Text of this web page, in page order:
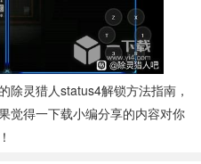
除灵猎人status4解锁方法指南，
觉得一下载小编分享的内容对你